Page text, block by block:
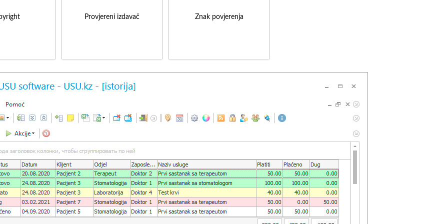
Provjereni izdavač Znak povjerenja